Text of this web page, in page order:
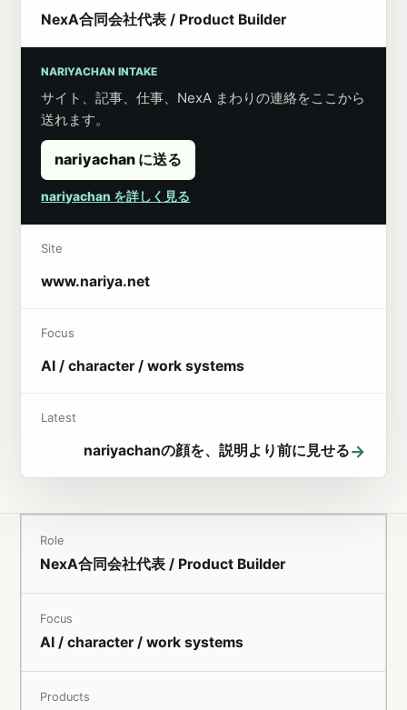
NexA合同会社代表 / Product Builder
NARIYACHAN INTAKE
サイト、記事、仕事、NexA まわりの連絡をここから
送れます。
nariyachan に送る
nariyachan を詳しく見る
Site
www.nariya.net
Focus
AI / character / work systems
Latest
nariyachanの顔を、説明より前に見せる→
Role
NexA合同会社代表 / Product Builder
Focus
AI / character / work systems
Products